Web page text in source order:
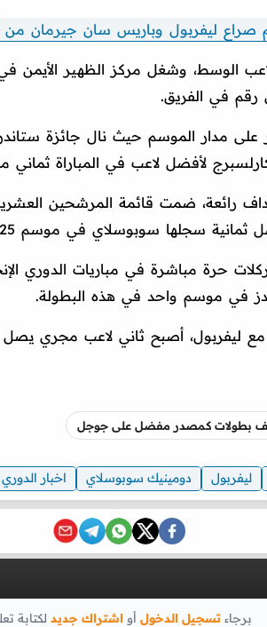
صراع ليفربول وباريس سان جيرمان من
مدار الموسم حيث نال جائزة
لأفضل لاعب في المباراة ثماني
رائعة، ضمت قائمة المرشحين
سجلها سوبوسلاي في موسم 2025-2026.
حرة مباشرة في مباريات الدوري
في موسم واحد في هذه البطولة.
أضف بطولات كمصدر مفضل على جوجل
ليفربول دومينيك سوبوسلاي اخبار
برجاء تسجيل الدخول أو اشتراك جديد لكتابة